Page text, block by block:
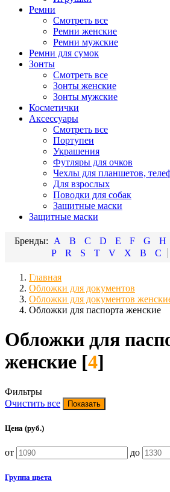
Ремни
Смотреть все
Ремни женские
Ремни мужские
Ремни для сумок
Зонты
Смотреть все
Зонты женские
Зонты мужские
Косметички
Аксессуары
Смотреть все
Портупеи
Украшения
Футляры для очков
Чехлы для планшетов,
Для взрослых
Поводки для собак
Защитные маски
Защитные маски
A B C D E F G H
P
R S T V X В С
Главная
Обложки для документов
Обложки для документов
Обложки для паспорта женские
Обложки для
женские [4]
Фильтры
Очистить все
Цена (руб.)
от до
Группа цвета